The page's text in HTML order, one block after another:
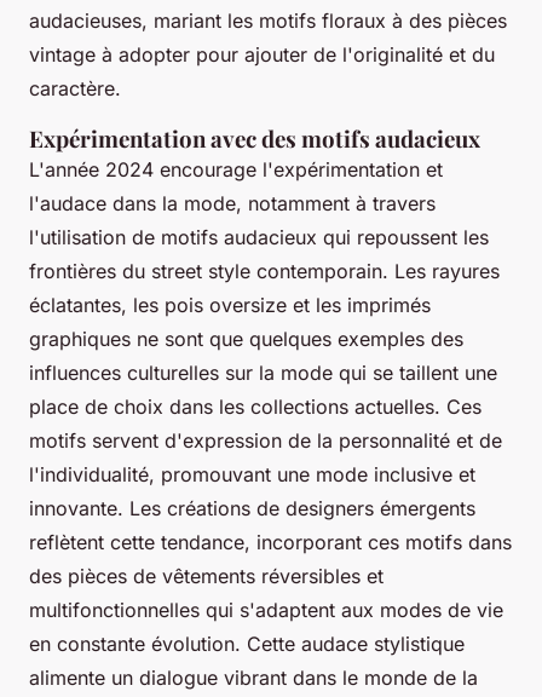
audacieuses, mariant les motifs floraux à des pièces
vintage à adopter pour ajouter de l'originalité et du
caractère.
Expérimentation avec des motifs audacieux
L'année 2024 encourage l'expérimentation et
l'audace dans la mode, notamment à travers
l'utilisation de motifs audacieux qui repoussent les
frontières du street style contemporain. Les rayures
éclatantes, les pois oversize et les imprimés
graphiques ne sont que quelques exemples des
influences culturelles sur la mode qui se taillent une
place de choix dans les collections actuelles. Ces
motifs servent d'expression de la personnalité et de
l'individualité, promouvant une mode inclusive et
innovante. Les créations de designers émergents
reflètent cette tendance, incorporant ces motifs dans
des pièces de vêtements réversibles et
multifonctionnelles qui s'adaptent aux modes de vie
en constante évolution. Cette audace stylistique
alimente un dialogue vibrant dans le monde de la